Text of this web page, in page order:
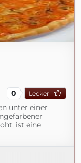
0 Lecker
unter einer
ist eine